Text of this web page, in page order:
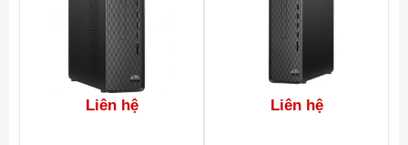
Liên hệ Liên hệ